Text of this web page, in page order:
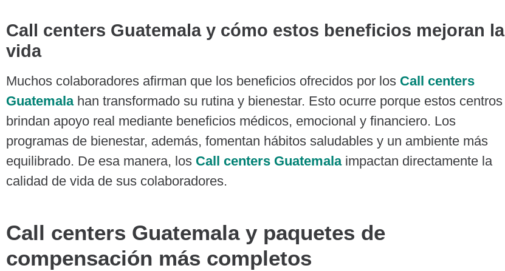
Call centers Guatemalay cómo estos beneficios mejoran la
vida
Muchos colaboradores afirman que los beneficios ofrecidos por los Call centers
Guatemalahan transformado su rutina y bienestar. Esto ocurre porque estos centros
brindan apoyo real mediante beneficios médicos, emocional y financiero. Los
programas de bienestar, además, fomentan hábitos saludables y un ambiente más
equilibrado. De esa manera, los Call centers Guatemalaimpactan directamente la
calidad de vida de sus colaboradores.
Call centers Guatemala y paquetes de
compensación más completos